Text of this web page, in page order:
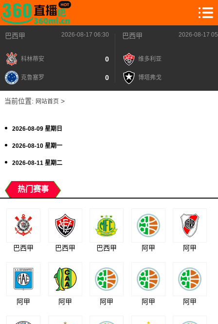
巴西甲 2026-08-17 06:30
科林蒂安 0
克鲁塞罗 0
巴西甲 2026-08-17
维多利亚
博塔弗戈
当前位置: 网站首页>
2026-08-09 星期日
2026-08-10 星期一
2026-08-11 星期二
热门赛事
巴西甲 巴西甲 巴西甲 阿甲 阿甲
阿甲 阿甲 阿甲 阿甲 阿甲